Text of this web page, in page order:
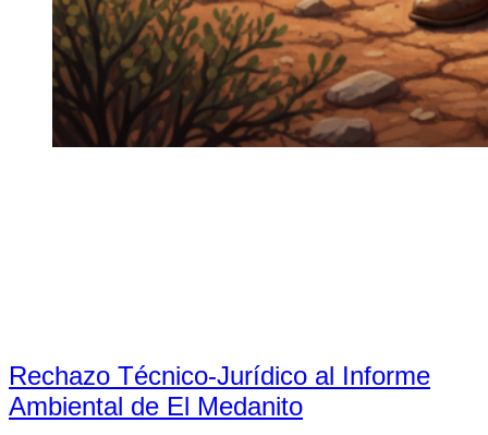
Rechazo Técnico-Jurídico al Informe
Ambiental de El Medanito